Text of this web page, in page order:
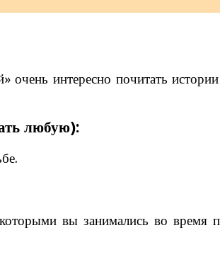
интересно почитать
любую):
вы занимались во время